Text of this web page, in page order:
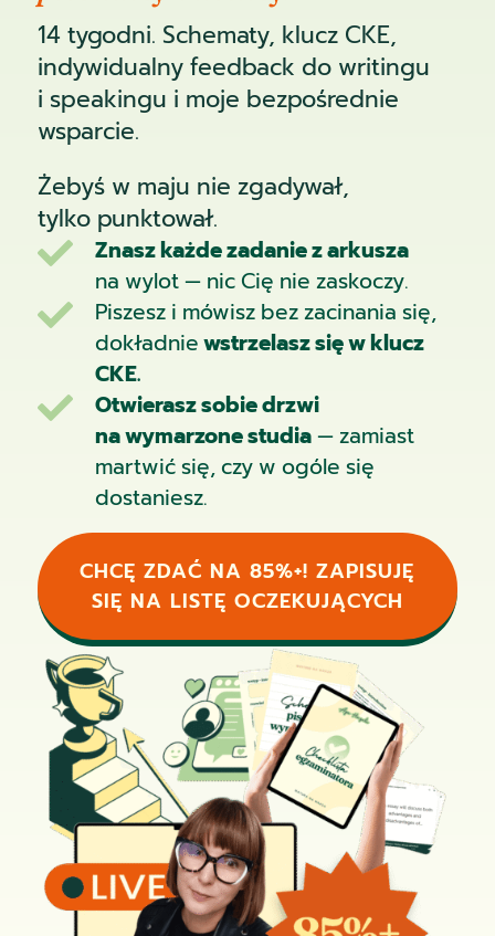
14 tygodni. Schematy, klucz CKE,
indywidualny feedback do writingu
i speakingu i moje bezpośrednie
wsparcie.
Żebyś w maju nie zgadywał,
tylko punktował.

Znasz każde zadanie z arkusza
na wylot — nic Cię nie zaskoczy.

Piszesz i mówisz bez zacinania się,
dokładniewstrzelasz się w klucz
CKE.

Otwierasz sobie drzwi
na wymarzone studia— zamiast
martwić się, czy w ogóle się
dostaniesz.
CHCĘ ZDAĆ NA 85%+! ZAPISUJĘ
SIĘ NA LISTĘ OCZEKUJĄCYCH